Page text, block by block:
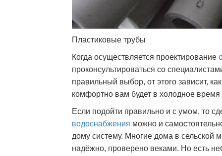
Пластиковые трубы
Когда осуществляется проектирование
проконсультироваться со
правильный выбор, от этого зависит,
комфортно вам будет в холодное время
Если подойти правильно и с умом, то
водоснабжения можно и
дому систему. Многие дома в сельской
надёжно, проверено веками. Но есть